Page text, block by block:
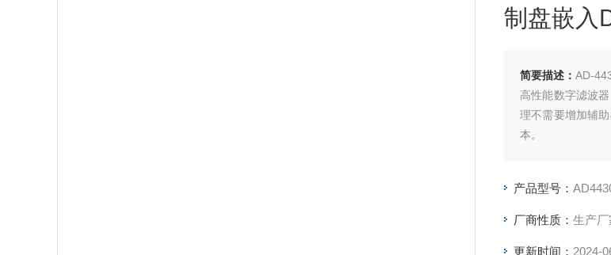
制盘嵌入
简要描述： AD-
高性能数字滤波
理不需要增加辅
本。
·传感器连接诊断
·用高阶方程精准
产品型号：
厂商性质： 生产厂
更新时间： 2024-